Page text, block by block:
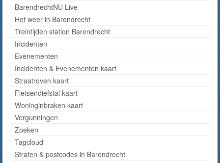
BarendrechtNU Live
Het weer in Barendrecht
Treintijden station Barendrecht
Incidenten
Evenementen
Incidenten & Evenementen kaart
Straatroven kaart
Fietsendiefstal kaart
Woninginbraken kaart
Vergunningen
Zoeken
Tagcloud
Straten & postcodes in Barendrecht